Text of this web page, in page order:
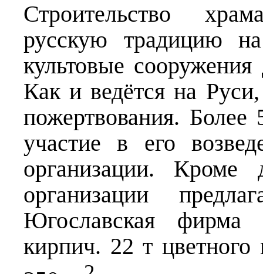
Строительство
русскую традицию
культовые
Как и ведётся на
пожертвования.
участие в его
организации.
организации
Югославская фирма
кирпич. 22 т